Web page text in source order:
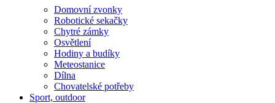
Domovní zvonky
Robotické sekačky
Chytré zámky
Osvětlení
Hodiny a budíky
Meteostanice
Dílna
Chovatelské potřeby
Sport, outdoor